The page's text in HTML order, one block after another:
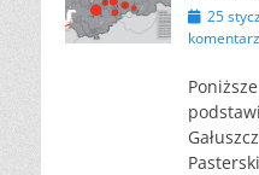
25
komentarz